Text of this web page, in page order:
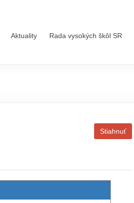
Aktuality Rada vysokých škôl SR
Stiahnuť